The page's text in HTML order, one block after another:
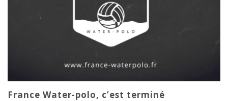
France Water-polo, c’est terminé